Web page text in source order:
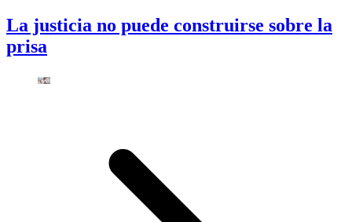
La justicia no puede construirse sobre la
prisa